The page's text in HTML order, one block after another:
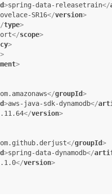
>spring-data-releasetrain</
SR16</version>
type>
</scope>
>
>
>
</groupId>
>aws-java-sdk-dynamodb</
</version>
</groupId>
>spring-data-dynamodb</
</version>